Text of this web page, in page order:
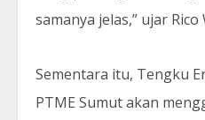
samanya jelas,” ujar
Sementara itu, Tengku
PTME Sumut akan